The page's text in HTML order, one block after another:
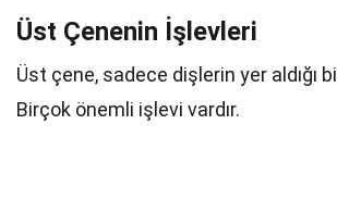
Üst Çenenin İşlevleri
Üst çene, sadece dişlerin yer aldığı
Birçok önemli işlevi vardır.